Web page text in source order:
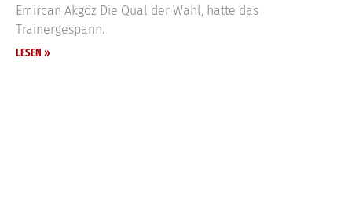
Emircan Akgöz Die Qual der Wahl, hatte das
Trainergespann.
LESEN »